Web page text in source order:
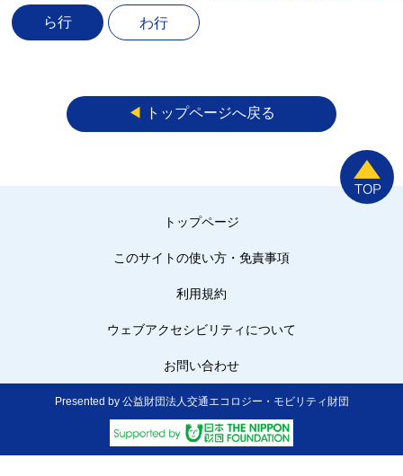
ら行 わ行
◀︎ トップページへ戻る
トップページ
このサイトの使い方・免責事項
利用規約
ウェブアクセシビリティについて
お問い合わせ
Presented by 公益財団法人交通エコロジー・モビリティ財団